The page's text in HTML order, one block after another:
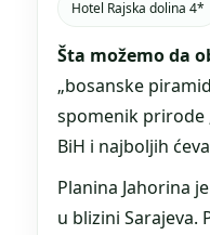
Hotel Rajska dolina 4*
Šta možemo da
„bosanske
spomenik prirode
BiH i najboljih
Planina Jahorina
u blizini Sarajeva.